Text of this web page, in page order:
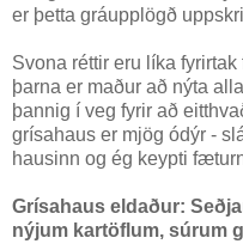
er þetta gráupplögð
Svona réttir eru líka
þarna er maður að nýta
þannig í veg fyrir að
grísahaus er mjög ódýr -
hausinn og ég keypti
Grísahaus eldaður:
nýjum kartöflum, súrum